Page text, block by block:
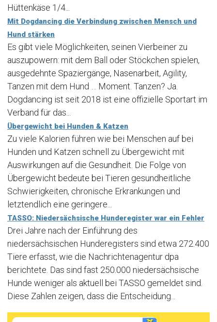
Hüttenkäse 1/4...
Mit Dogdancing die Verbindung zwischen Mensch und
Hund stärken
Es gibt viele Möglichkeiten, seinen Vierbeiner zu
auszupowern: mit dem Ball oder Stöckchen spielen,
ausgedehnte Spaziergänge, Nasenarbeit, Agility,
Tanzen mit dem Hund … Moment. Tanzen? Ja.
Dogdancing ist seit 2018 ist eine offizielle Sportart im
Verband für das...
Übergewicht bei Hunden & Katzen
Zu viele Kalorien führen wie bei Menschen auf bei
Hunden und Katzen schnell zu Übergewicht mit
Auswirkungen auf die Gesundheit. Die Folge von
Übergewicht bedeute bei Tieren gesundheitliche
Schwierigkeiten, chronische Erkrankungen und
letztendlich eine geringere...
TASSO: Niedersächsische Hunderegister war ein Fehler
Drei Jahre nach der Einführung des
niedersächsischen Hunderegisters sind etwa 272.400
Tiere erfasst, wie die Nachrichtenagentur dpa
berichtete. Das sind fast 250.000 niedersächsische
Hunde weniger als aktuell bei TASSO gemeldet sind.
Diese Zahlen zeigen, dass die Entscheidung...